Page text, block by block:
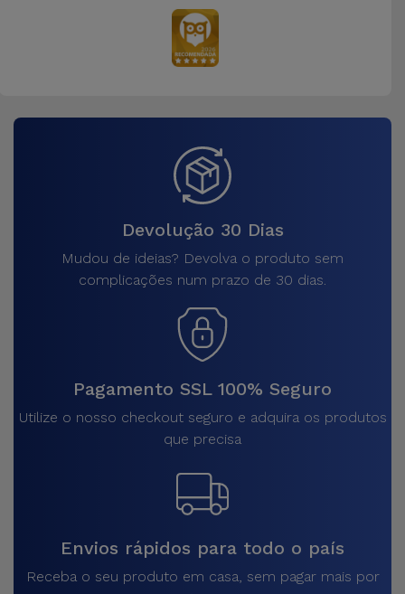
Devolução 30 Dias
Mudou de ideias? Devolva o produto sem
complicações num prazo de 30 dias.
Pagamento SSL 100% Seguro
Utilize o nosso checkout seguro e adquira os produtos
que precisa
Envios rápidos para todo o país
Receba o seu produto em casa, sem pagar mais por